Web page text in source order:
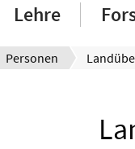
Lehre
Personen